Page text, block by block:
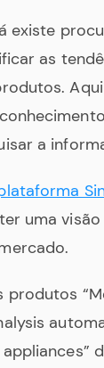
existe
as
a
uma visão
produtos